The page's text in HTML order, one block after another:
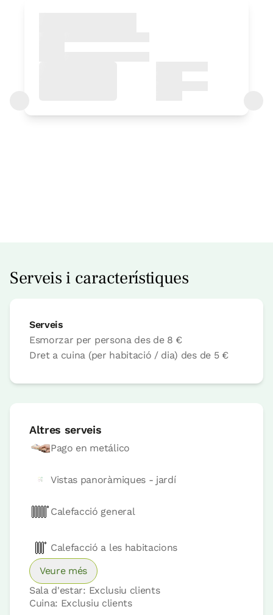
Habitació
Habitació - 2 llits incl
Opcions:
1 o 2 PAX
Serveis i característiques
Serveis
Esmorzar per persona des de 8 €
Dret a cuina (per habitació / dia) des de 5 €
Altres serveis
Pago en metálico
Vistas panoràmiques - jardí
Calefacció general
Calefacció a les habitacions
Veure més
Sala d'estar: Exclusiu clients
Cuina: Exclusiu clients